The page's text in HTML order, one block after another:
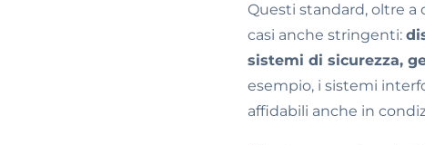
Questi standard, oltre
casi anche stringenti:
sistemi di sicurezza,
esempio, i sistemi
affidabili anche in